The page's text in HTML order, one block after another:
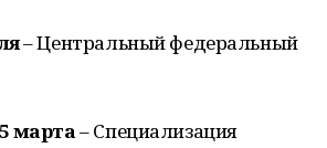
– Центральный федеральный
марта– Специализация